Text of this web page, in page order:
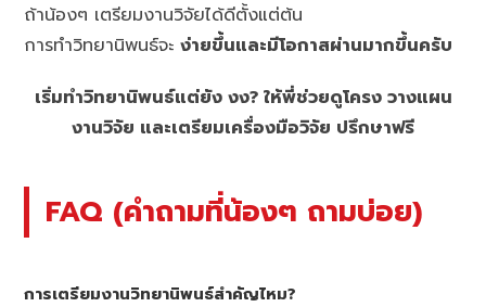
ถ้าน้องๆ เตรียมงานวิจัยได้ดีตั้งแต่ต้น
การทำวิทยานิพนธ์จะง่ายขึ้นและมีโอกาสผ่านมากขึ้นครับ
เริ่มทำวิทยานิพนธ์แต่ยัง งง? ให้พี่ช่วยดูโครง วางแผน
งานวิจัย และเตรียมเครื่องมือวิจัย ปรึกษาฟรี
FAQ (คำถามที่น้องๆ ถามบ่อย)
การเตรียมงานวิทยานิพนธ์สำคัญไหม?